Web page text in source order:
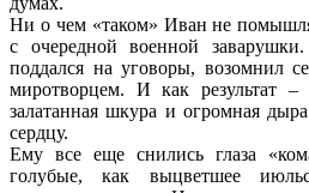
Ни о чем «таком» Иван не
с очередной военной
поддался на уговоры, возомнил
миротворцем. И как результат –
залатанная шкура и огромная
сердцу.
Ему все еще снились глаза
голубые, как выцветшее